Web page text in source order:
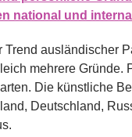
national und
Trend ausländischer
mehrere
Die künstliche
Deutschland,